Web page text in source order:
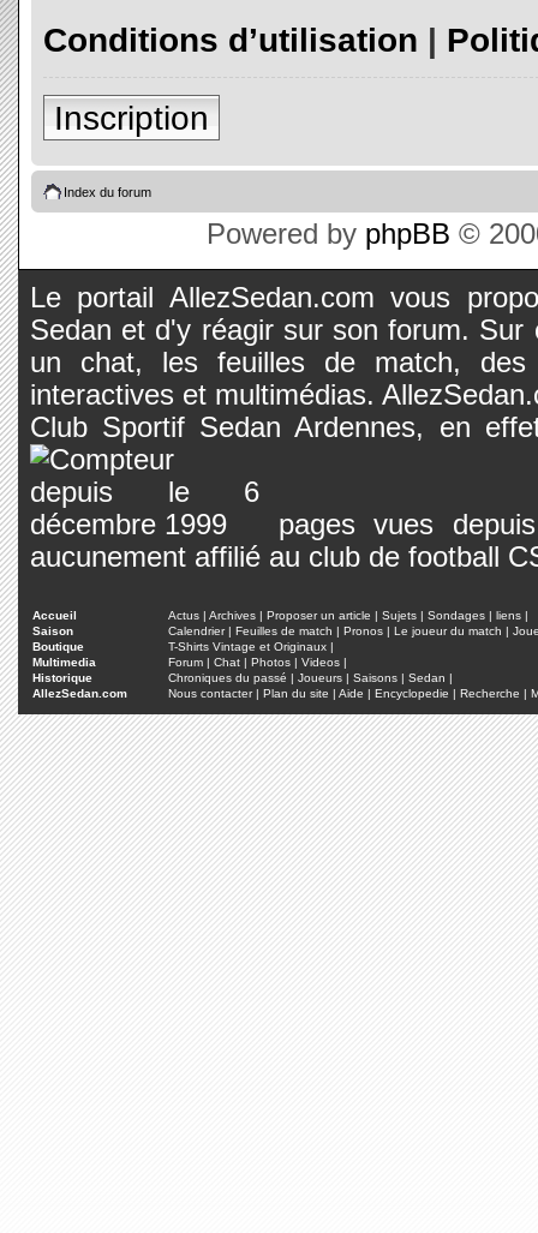
Conditions d’utilisation |
Inscription
Index du forum
Powered by phpBB ©
Le portail AllezSedan.com vous
Sedan et d'y réagir sur son forum.
un chat, les feuilles de match, des
interactives et multimédias.
Club Sportif Sedan Ardennes, en
pages vues
aucunement affilié au club de football
Accueil Actus | Archives | Proposer un article | Sujets | Sondages | liens |
Saison
Calendrier| Feuilles de match | Pronos | Le joueur du match |
Boutique
T-Shirts Vintage et Originaux |
Multimedia
Forum | Chat | Photos | Videos |
Historique
Chroniques du passé | Joueurs | Saisons | Sedan |
AllezSedan.com
Nous contacter| Plan du site | Aide | Encyclopedie | Recherche |